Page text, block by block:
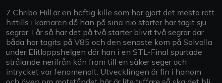
7 Chribo Hill är en häftig kille som har gjort det mesta rätt
hittills i karriären då han på sina nio starter har tagit sju
segrar. I år så har det på två starter blivit två segrar där
båda har tagits på V85 och den senaste kom på Solvalla
under Elitloppshelgen där han i en STL-Final spurtade
strålande nerifrån kön fram till en säker seger och
intrycket var fenomenalt. Utvecklingen är fin i honom